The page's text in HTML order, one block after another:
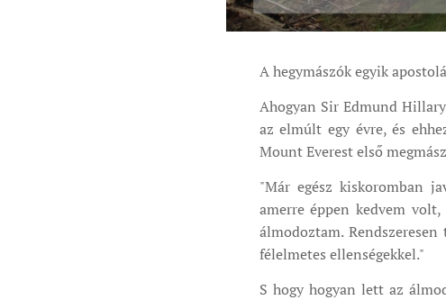
A hegymászók egyik
Ahogyan Sir Edmund
az elmúlt egy évre, és
Mount Everest első
"Már egész kiskoromban
amerre éppen kedvem
álmodoztam.
félelmetes ellenségekkel."
S hogy hogyan lett az